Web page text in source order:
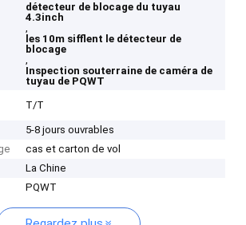
détecteur de blocage du tuyau
4.3inch
,
les 10m sifflent le détecteur de
blocage
,
Inspection souterraine de caméra de
tuyau de PQWT
T/T
5-8 jours ouvrables
cas et carton de vol
La Chine
PQWT